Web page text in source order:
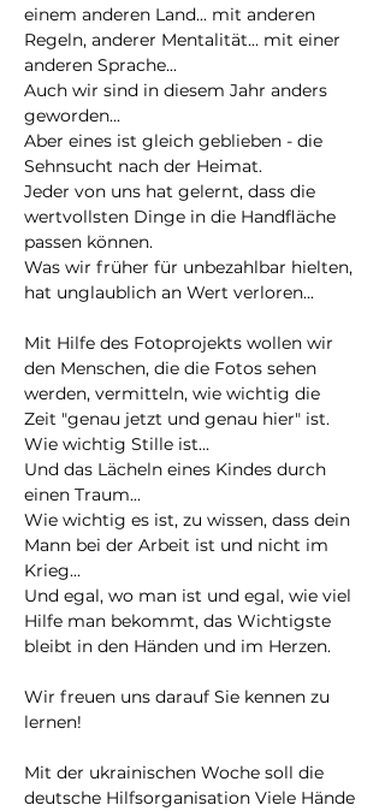
einem anderen Land... mit anderen
Regeln, anderer Mentalität... mit einer
anderen Sprache...
Auch wir sind in diesem Jahr anders
geworden...
Aber eines ist gleich geblieben - die
Sehnsucht nach der Heimat.
Jeder von uns hat gelernt, dass die
wertvollsten Dinge in die Handfläche
passen können.
Was wir früher für unbezahlbar hielten,
hat unglaublich an Wert verloren...
Mit Hilfe des Fotoprojekts wollen wir
den Menschen, die die Fotos sehen
werden, vermitteln, wie wichtig die
Zeit "genau jetzt und genau hier" ist.
Wie wichtig Stille ist...
Und das Lächeln eines Kindes durch
einen Traum...
Wie wichtig es ist, zu wissen, dass dein
Mann bei der Arbeit ist und nicht im
Krieg...
Und egal, wo man ist und egal, wie viel
Hilfe man bekommt, das Wichtigste
bleibt in den Händen und im Herzen.
Wir freuen uns darauf Sie kennen zu
lernen!
Mit der ukrainischen Woche soll die
deutsche Hilfsorganisation Viele Hände